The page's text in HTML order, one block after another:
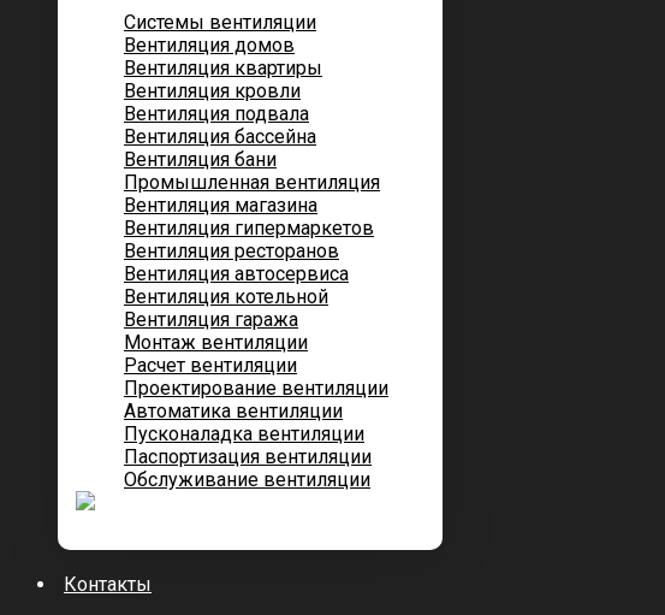
Системы вентиляции
Вентиляция домов
Вентиляция квартиры
Вентиляция кровли
Вентиляция подвала
Вентиляция бассейна
Вентиляция бани
Промышленная вентиляция
Вентиляция магазина
Вентиляция гипермаркетов
Вентиляция ресторанов
Вентиляция автосервиса
Вентиляция котельной
Вентиляция гаража
Монтаж вентиляции
Расчет вентиляции
Проектирование вентиляции
Автоматика вентиляции
Пусконаладка вентиляции
Паспортизация вентиляции
Обслуживание вентиляции
Контакты